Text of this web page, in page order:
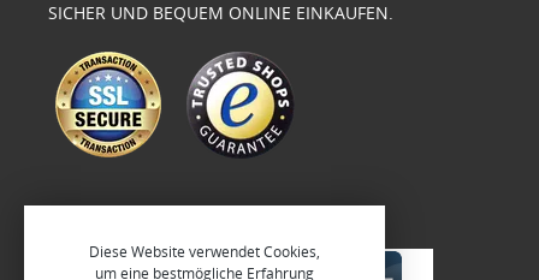
SICHER UND BEQUEM ONLINE EINKAUFEN.
Diese Website verwendet Cookies,
um eine bestmögliche Erfahrung